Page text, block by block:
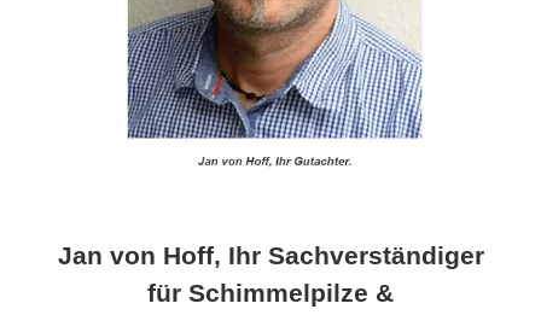
Jan von Hoff, Ihr Sachverständiger
für Schimmelpilze &